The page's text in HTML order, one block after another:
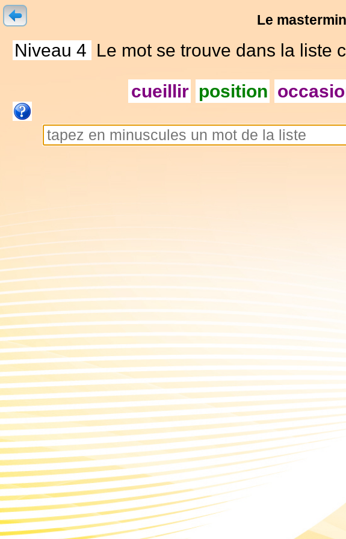
Le
Niveau 4 Le mot se trouve dans la liste
cueillir position